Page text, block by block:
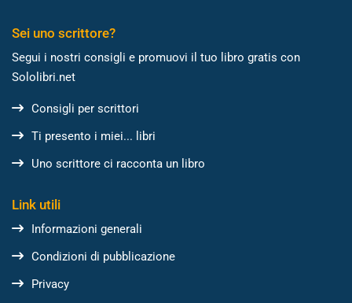
Sei uno scrittore?
Segui i nostri consigli e promuovi il tuo libro gratis con
Sololibri.net
Consigli per scrittori
Ti presento i miei... libri
Uno scrittore ci racconta un libro
Link utili
Informazioni generali
Condizioni di pubblicazione
Privacy